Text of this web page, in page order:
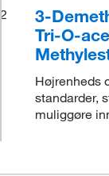
2
3-
Tri-O-
Højrenheds
standarder,
muliggøre